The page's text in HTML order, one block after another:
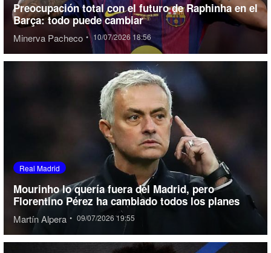
Preocupación total con el futuro de Raphinha en el
Barça: todo puede cambiar
Minerva Pacheco • 10/07/2026 18:56
Real Madrid
Mourinho lo quería fuera del Madrid, pero
Florentino Pérez ha cambiado todos los planes
Martín Alpera • 09/07/2026 19:55